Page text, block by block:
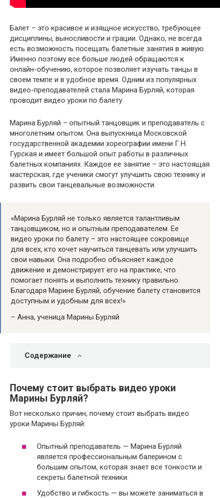
Балет – это красивое и изящное искусство, требующее
дисциплины, выносливости и грации. Однако, не всегда
есть возможность посещать балетные занятия в живую.
Именно поэтому все больше людей обращаются к
онлайн-обучению, которое позволяет изучать танцы в
своем темпе и в удобное время. Одним из популярных
видео-преподавателей стала Марина Бурляй, которая
проводит видео уроки по балету.
Марина Бурляй – опытный танцовщик и преподаватель с
многолетним опытом. Она выпускница Московской
государственной академии хореографии имени Г.Н.
Гурская и имеет большой опыт работы в различных
балетных компаниях. Каждое ее занятие – это настоящая
мастерская, где ученики смогут улучшить свою технику и
развить свои танцевальные возможности.
«Марина Бурляй не только является талантливым
танцовщиком, но и опытным преподавателем. Ее
видео уроки по балету – это настоящее сокровище
для всех, кто хочет научиться танцевать или улучшить
свои навыки. Она подробно объясняет каждое
движение и демонстрирует его на практике, что
помогает понять и выполнить технику правильно.
Благодаря Марине Бурляй, обучение балету становится
доступным и удобным для всех!»
– Анна, ученица Марины Бурляй
Содержание
Почему стоит выбрать видео уроки
Марины Бурляй?
Вот несколько причин, почему стоит выбрать видео
уроки Марины Бурляй:
Опытный преподаватель — Марина Бурляй
является профессиональным балерином с
большим опытом, которая знает все тонкости и
секреты балетной техники.
Удобство и гибкость — вы можете заниматься в